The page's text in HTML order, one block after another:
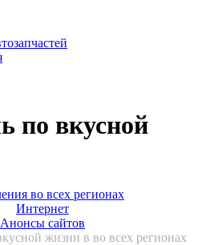
по вкусной
во всех регионах
Интернет
Анонсы сайтов
жизни в во всех регионах